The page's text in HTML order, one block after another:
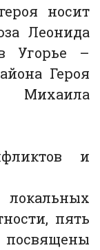
носит
Леонида
Угорье –
Героя
и
пять